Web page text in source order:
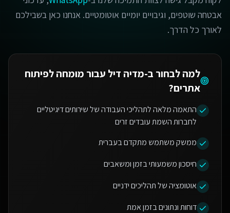
אבטחה שוטפים, וגיבויים יומיים אוטומטיים. אנחנו כאן בשבילכם
לאורך כל הדרך.
למה לבחור ב-מדיה דיל עבור מומחה לפיתוח
אתרים?
התאמה מלאה לתהליכי העבודה של שירותים דיגיטליים
לחברות השמת עובדים זרים
ממשק משתמש מתקדם בעברית
חיסכון משמעותי בזמן ומשאבים
אוטומציה של תהליכים ידניים
דוחות ונתונים בזמן אמת